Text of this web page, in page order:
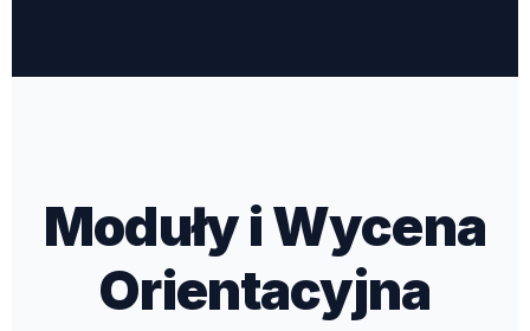
Moduły i Wycena
Orientacyjna